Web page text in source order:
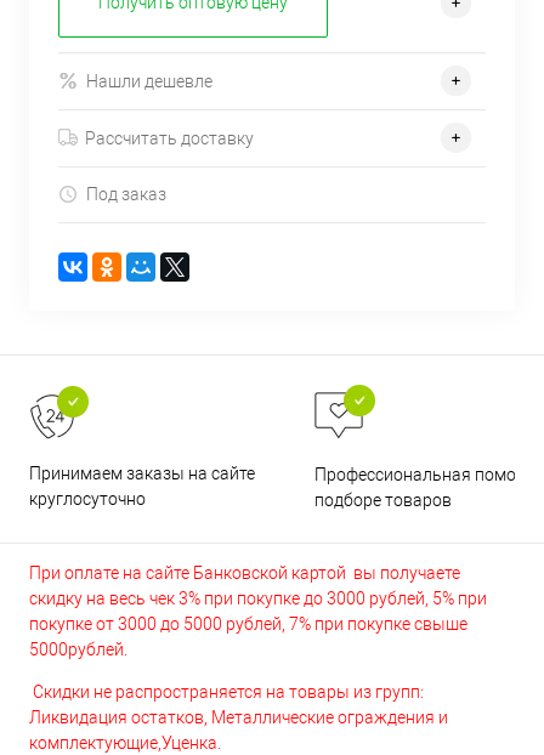
Нашли дешевле
Рассчитать доставку
Под заказ
Принимаем заказы на сайте
круглосуточно
Профессиональная помощь
подборе товаров
При оплате на сайте Банковской картой вы получаете
скидку на весь чек 3% при покупке до 3000 рублей, 5% при
покупке от 3000 до 5000 рублей, 7% при покупке свыше
5000рублей.
Скидки не распространяется на товары из групп:
Ликвидация остатков, Металлические ограждения и
комплектующие,Уценка.